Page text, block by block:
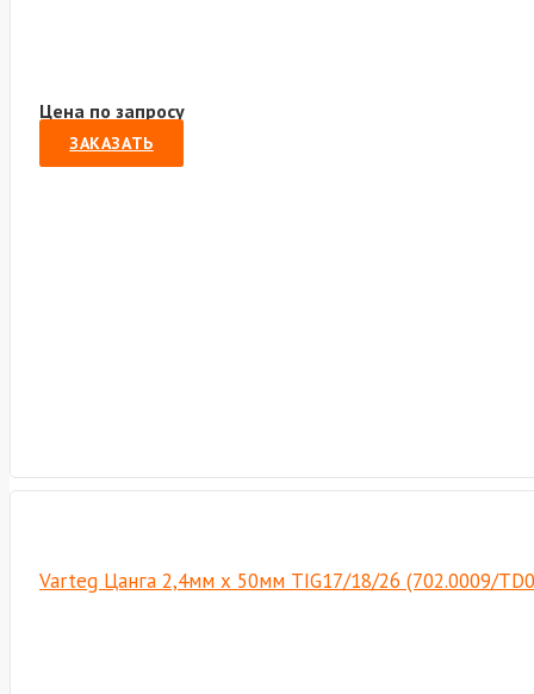
Цена по запросу
ЗАКАЗАТЬ
Varteg Цанга 2,4мм х 50мм TIG17/18/26 (702.0009/